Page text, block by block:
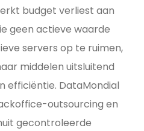
budget verliest aan
geen actieve waarde
servers op te ruimen,
middelen uitsluitend
efficiëntie. DataMondial
outsourcing en
gecontroleerde